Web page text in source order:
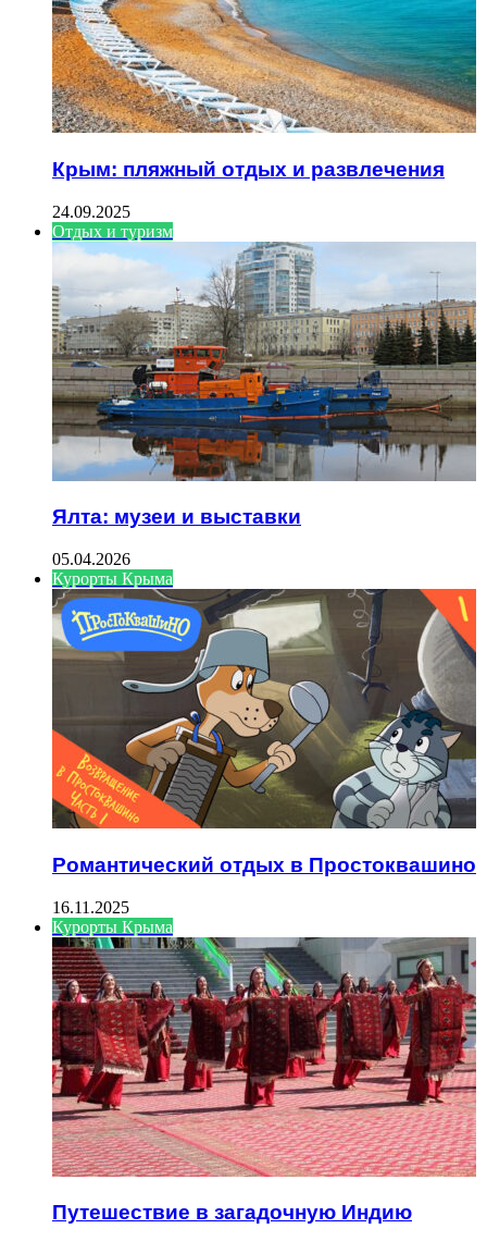
Крым: пляжный отдых и развлечения
24.09.2025
Отдых и туризм
Ялта: музеи и выставки
05.04.2026
Курорты Крыма
Романтический отдых в Простоквашино
16.11.2025
Курорты Крыма
Путешествие в загадочную Индию